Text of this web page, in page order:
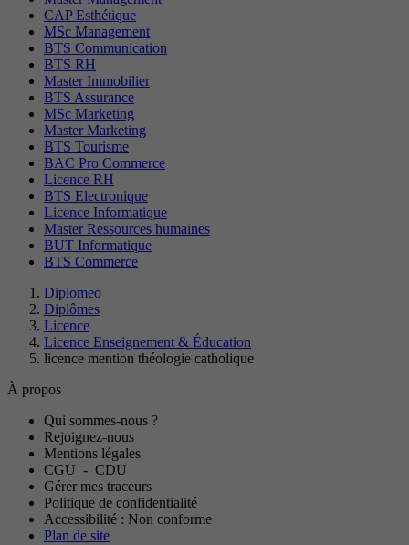
CAP Esthétique
MSc Management
BTS Communication
BTS RH
Master Immobilier
BTS Assurance
MSc Marketing
Master Marketing
BTS Tourisme
BAC Pro Commerce
Licence RH
BTS Electronique
Licence Informatique
Master Ressources humaines
BUT Informatique
BTS Commerce
Diplomeo
Diplômes
Licence
Licence Enseignement & Éducation
licence mention théologie catholique
À propos
Qui sommes-nous ?
Rejoignez-nous
Mentions légales
CGU - CDU
Gérer mes traceurs
Politique de confidentialité
Accessibilité : Non conforme
Plan de site